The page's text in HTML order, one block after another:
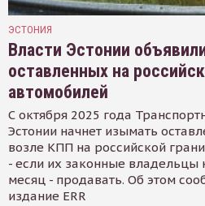
ЭСТОНИЯ
Власти Эстонии
оставленных на
автомобилей
С октября 2025 года
Эстонии начнет изымать
возле КПП на российской
- если их законные владельцы
месяц - продавать. Об этом
издание ERR